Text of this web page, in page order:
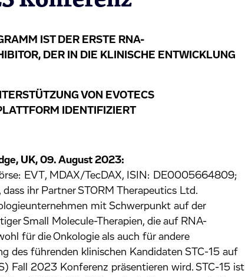
IST DER ERSTE RNA-
DER IN DIE KLINISCHE ENTWICKLUNG
VON EVOTECS
IDENTIFIZIERT
UK, 09. August 2023:
EVT, MDAX/TecDAX, ISIN: DE0005664809;
ihr Partner STORM Therapeutics Ltd.
mit Schwerpunkt auf der
Small Molecule-Therapien, die auf RNA-
für die Onkologie als auch für andere
des führenden klinischen Kandidaten STC-15 auf
Fall 2023 Konferenz präsentieren wird. STC-15 ist